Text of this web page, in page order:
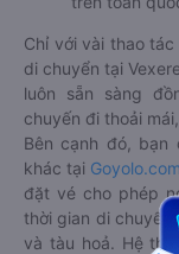
Chỉ với vài thao
di chuyển tại
luôn sẵn sàng
chuyến đi thoải
Bên cạnh đó, bạn
khác tại Goyolo.com
đặt vé cho phép
thời gian di chuyển
và tàu hoả. Hệ